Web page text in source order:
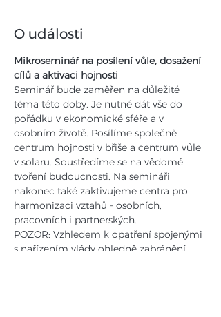
O události
Mikroseminář na posílení vůle, dosažení
cílů a aktivaci hojnosti
Seminář bude zaměřen na důležité
téma této doby. Je nutné dát vše do
pořádku v ekonomické sféře a v
osobním životě. Posílíme společně
centrum hojnosti v břiše a centrum vůle
v solaru. Soustředíme se na vědomé
tvoření budoucnosti. Na semináři
nakonec také zaktivujeme centra pro
harmonizaci vztahů - osobních,
pracovních i partnerských.
POZOR: Vzhledem k opatření spojenými
s nařízením vlády ohledně zabránění